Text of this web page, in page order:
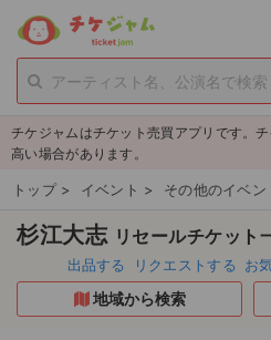
person_add 新規会員登録
チケットを探す
新着チケット
値下げしたチケット
都道府県からチケットを探す
チケジャムはチケット売買アプリです。
高い場合があります。
トップ > イベント > その他のイベン
杉江大志 リセールチケット
出品する リクエストする お
地域から検索